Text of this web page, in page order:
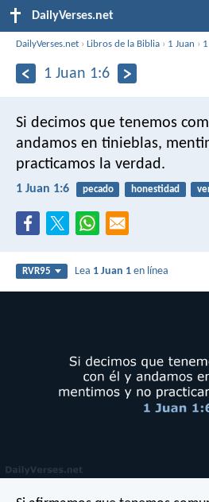
DailyVerses.net
DailyVerses.net ›Libros de la Biblia › 1 Juan › 1
1 Juan 1:6
Si decimos que tenemos
andamos en tinieblas,
practicamos la verdad.
1 Juan 1:6 pecado honestidad
RVR95 Lea 1 Juan 1 en línea